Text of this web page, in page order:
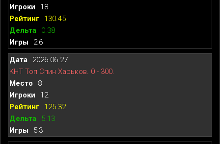
18
130.45
0.38
2:6
2026-06-27
КНТ Топ Спин Харьков. 0 - 300.
8
12
125.32
5.13
5:3